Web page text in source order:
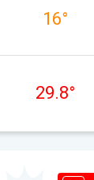
16°
29.8°